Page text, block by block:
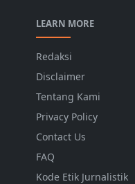
LEARN MORE
Redaksi
Disclaimer
Tentang Kami
Privacy Policy
Contact Us
FAQ
Kode Etik Jurnalistik